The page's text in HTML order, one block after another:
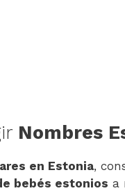
Nombres
en Estonia,
bebés estonios a